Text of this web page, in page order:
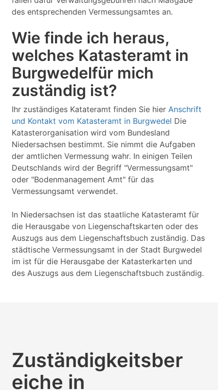
des entsprechenden Vermessungsamtes an.
Wie finde ich heraus,
welches Katasteramt in
Burgwedelfür mich
zuständig ist?
Ihr zuständiges Katateramt finden Sie hier Anschrift
und Kontakt vom Katasteramt in Burgwedel Die
Katasterorganisation wird vom Bundesland
Niedersachsen bestimmt. Sie nimmt die Aufgaben
der amtlichen Vermessung wahr. In einigen Teilen
Deutschlands wird der Begriff "Vermessungsamt"
oder "Bodenmanagement Amt" für das
Vermessungsamt verwendet.
In Niedersachsen ist das staatliche Katasteramt für
die Herausgabe von Liegenschaftskarten oder des
Auszugs aus dem Liegenschaftsbuch zuständig. Das
städtische Vermessungsamt in der Stadt Burgwedel
im ist für die Herausgabe der Katasterkarten und
des Auszugs aus dem Liegenschaftsbuch zuständig.
Zuständigkeitsber
eiche in